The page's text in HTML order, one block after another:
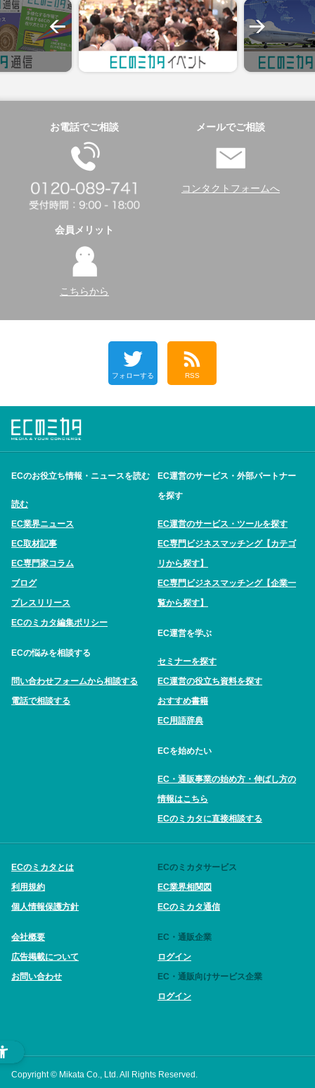
お電話でご相談 メールでご相談
コンタクトフォームへ
会員メリット
こちらから
フォローする RSS
ECのお役立ち情報・ニュースを読む
読む
EC業界ニュース
EC取材記事
EC専門家コラム
ブログ
プレスリリース
ECのミカタ編集ポリシー
ECの悩みを相談する
問い合わせフォームから相談する
電話で相談する
EC運営のサービス・外部パートナー
を探す
EC運営のサービス・ツールを探す
EC専門ビジネスマッチング【カテゴ
リから探す】
EC専門ビジネスマッチング【企業一
覧から探す】
EC運営を学ぶ
セミナーを探す
EC運営の役立ち資料を探す
おすすめ書籍
EC用語辞典
ECを始めたい
EC・通販事業の始め方・伸ばし方の
情報はこちら
ECのミカタに直接相談する
ECのミカタとは
利用規約
個人情報保護方針
会社概要
広告掲載について
お問い合わせ
ECのミカタサービス
EC業界相関図
ECのミカタ通信
EC・通販企業
ログイン
EC・通販向けサービス企業
ログイン
Copyright © Mikata Co., Ltd. All Rights Reserved.